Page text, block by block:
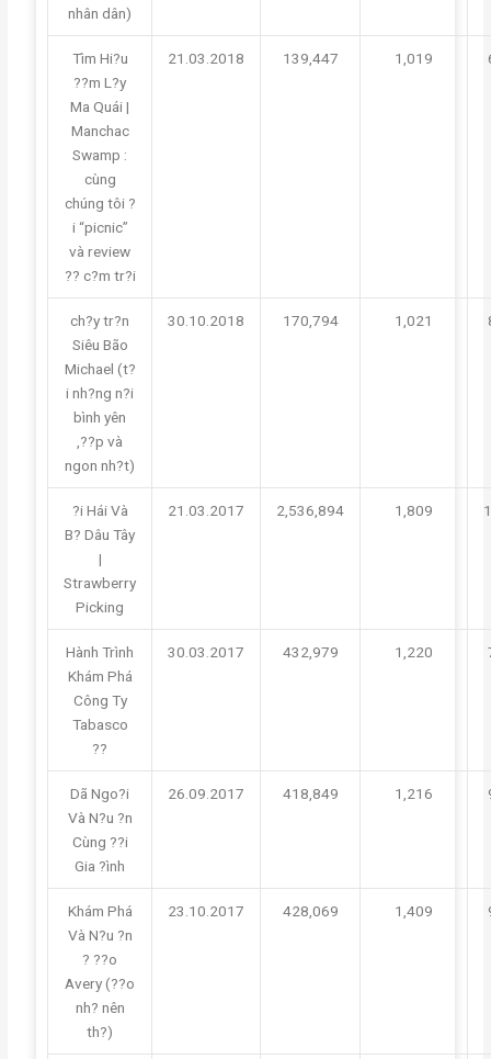
nhân dân)
Tìm Hi?u
??m L?y
Ma Quái |
Manchac
Swamp :
cùng
chúng tôi ?
i “picnic”
và review
?? c?m tr?i
21.03.2018 139,447 1,019
ch?y tr?n
Siêu Bão
Michael (t?
i nh?ng n?i
bình yên
,??p và
ngon nh?t)
30.10.2018 170,794 1,021
?i Hái Và
B? Dâu Tây
|
Strawberry
Picking
21.03.2017 2,536,894 1,809
Hành Trình
Khám Phá
Công Ty
Tabasco
??
30.03.2017 432,979 1,220
Dã Ngo?i
Và N?u ?n
Cùng ??i
Gia ?ình
26.09.2017 418,849 1,216
Khám Phá
Và N?u ?n
? ??o
Avery (??o
nh? nên
th?)
23.10.2017 428,069 1,409